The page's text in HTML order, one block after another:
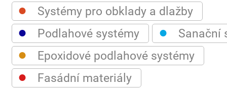
● Systémy pro obklady a dlažby
● Podlahové systémy ● Sanační
● Epoxidové podlahové systémy
● Fasádní materiály